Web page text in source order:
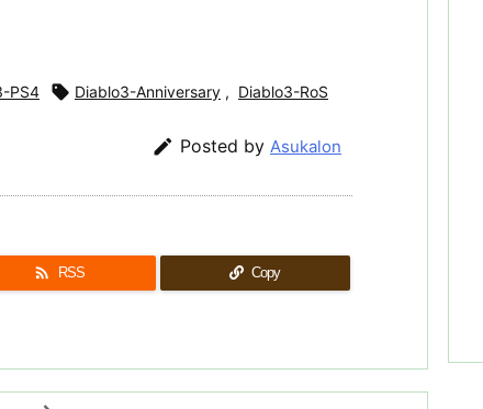
PS4  Diablo3-Anniversary , Diablo3-RoS
 Posted by Asukalon
 RSS Copy